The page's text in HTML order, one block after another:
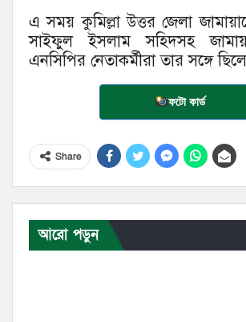
এ সময় কুমিল্লা উত্তর জেলা
সাইফুল ইসলাম সহিদসহ
এনসিপির নেতাকর্মীরা তার সঙ্গে
ফটো কার্ড
Share
আরো পড়ুন